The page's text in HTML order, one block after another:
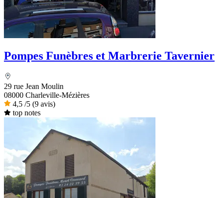
Pompes Funèbres et Marbrerie Tavernier
29 rue Jean Moulin
08000 Charleville-Mézières
4,5 /5 (9 avis)
top notes